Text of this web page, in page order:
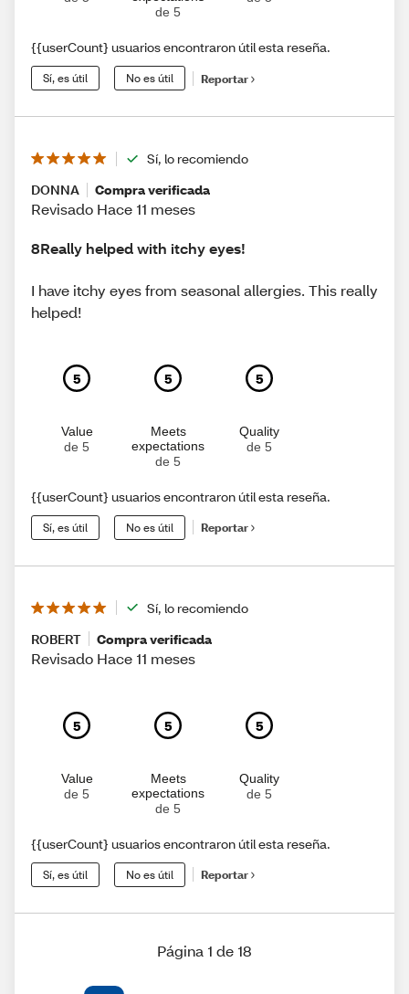
de 5
{{userCount} usuarios encontraron útil esta reseña.
Sí, es útil No es útil Reportar
Sí, lo recomiendo
DONNA
Compra verificada
Revisado Hace 11 meses
8Really helped with itchy eyes!
I have itchy eyes from seasonal allergies. This really
helped!
5
Value
de 5
5
Meets
expectations
de 5
5
Quality
de 5
{{userCount} usuarios encontraron útil esta reseña.
Sí, es útil No es útil Reportar
Sí, lo recomiendo
ROBERT
Compra verificada
Revisado Hace 11 meses
5
Value
de 5
5
Meets
expectations
de 5
5
Quality
de 5
{{userCount} usuarios encontraron útil esta reseña.
Sí, es útil No es útil Reportar
Página 1 de 18